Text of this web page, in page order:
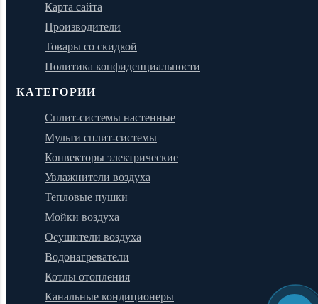
Карта сайта
Производители
Товары со скидкой
Политика конфиденциальности
КАТЕГОРИИ
Сплит-системы настенные
Мульти сплит-системы
Конвекторы электрические
Увлажнители воздуха
Тепловые пушки
Мойки воздуха
Осушители воздуха
Водонагреватели
Котлы отопления
Канальные кондиционеры